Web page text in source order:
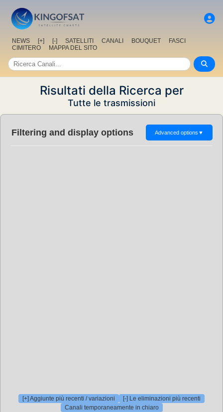
NEWS [+] [-] SATELLITI CANALI BOUQUET
FASCI
CIMITERO
MAPPA DEL SITO
Risultati della Ricerca per
Tutte le trasmissioni
Filtering and display options Advanced options ▼
[+] Aggiunte più recenti / variazioni
[-] Le eliminazioni più recenti
Canali temporaneamente in chiaro